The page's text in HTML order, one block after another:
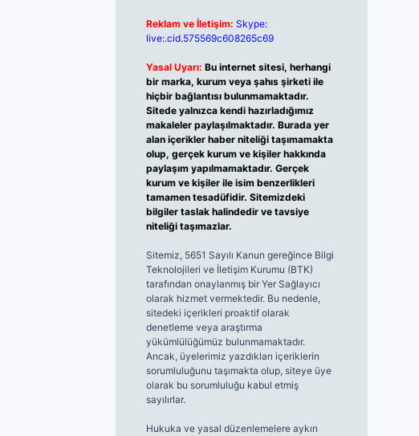
Reklam ve İletişim: Skype:
live:.cid.575569c608265c69
Yasal Uyarı: Bu internet sitesi, herhangi
bir marka, kurum veya şahıs şirketi ile
hiçbir bağlantısı bulunmamaktadır.
Sitede yalnızca kendi hazırladığımız
makaleler paylaşılmaktadır. Burada yer
alan içerikler haber niteliği taşımamakta
olup, gerçek kurum ve kişiler hakkında
paylaşım yapılmamaktadır. Gerçek
kurum ve kişiler ile isim benzerlikleri
tamamen tesadüfidir. Sitemizdeki
bilgiler taslak halindedir ve tavsiye
niteliği taşımazlar.
Sitemiz, 5651 Sayılı Kanun gereğince Bilgi
Teknolojileri ve İletişim Kurumu (BTK)
tarafından onaylanmış bir Yer Sağlayıcı
olarak hizmet vermektedir. Bu nedenle,
sitedeki içerikleri proaktif olarak
denetleme veya araştırma
yükümlülüğümüz bulunmamaktadır.
Ancak, üyelerimiz yazdıkları içeriklerin
sorumluluğunu taşımakta olup, siteye üye
olarak bu sorumluluğu kabul etmiş
sayılırlar.
Hukuka ve yasal düzenlemelere aykırı